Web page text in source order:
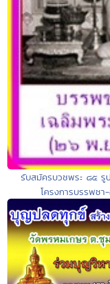
รับสมัครบวชพระ ๘๕ รู
โครงการบรรพช